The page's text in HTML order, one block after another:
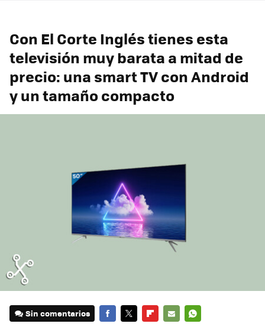
Con El Corte Inglés tienes esta
televisión muy barata a mitad de
precio: una smart TV con Android
y un tamaño compacto
Sin comentarios